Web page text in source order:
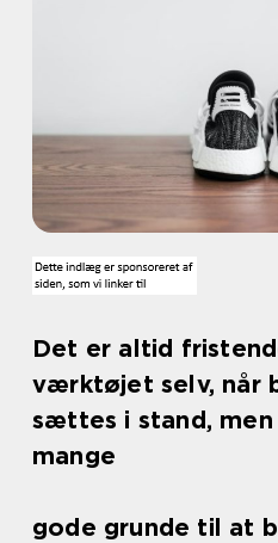
Det er altid
værktøjet selv, når
sættes i stand,
mange
gode grunde til at